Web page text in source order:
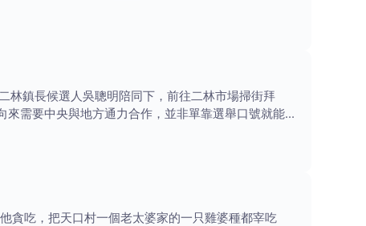
林鎮長候選人吳聰明陪同下，前往二林市場掃街拜
需要中央與地方通力合作，並非單靠選舉口號就能一
貪吃，把天口村一個老太婆家的一只雞婆種都宰吃